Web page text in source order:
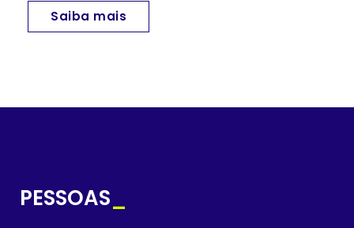
Saiba mais
PESSOAS